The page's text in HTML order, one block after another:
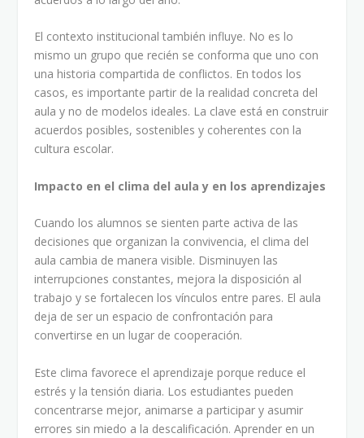
El contexto institucional también influye. No es lo
mismo un grupo que recién se conforma que uno con
una historia compartida de conflictos. En todos los
casos, es importante partir de la realidad concreta del
aula y no de modelos ideales. La clave está en construir
acuerdos posibles, sostenibles y coherentes con la
cultura escolar.
Impacto en el clima del aula y en los aprendizajes
Cuando los alumnos se sienten parte activa de las
decisiones que organizan la convivencia, el clima del
aula cambia de manera visible. Disminuyen las
interrupciones constantes, mejora la disposición al
trabajo y se fortalecen los vínculos entre pares. El aula
deja de ser un espacio de confrontación para
convertirse en un lugar de cooperación.
Este clima favorece el aprendizaje porque reduce el
estrés y la tensión diaria. Los estudiantes pueden
concentrarse mejor, animarse a participar y asumir
errores sin miedo a la descalificación. Aprender en un